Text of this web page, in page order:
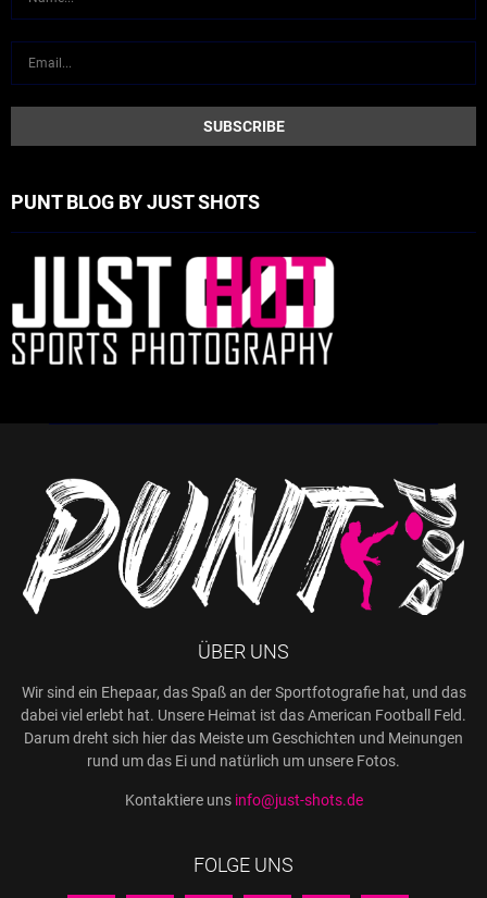
PUNT BLOG BY JUST SHOTS
ÜBER UNS
Wir sind ein Ehepaar, das Spaß an der Sportfotografie hat, und das
dabei viel erlebt hat. Unsere Heimat ist das American Football Feld.
Darum dreht sich hier das Meiste um Geschichten und Meinungen
rund um das Ei und natürlich um unsere Fotos.
Kontaktiere uns info@just-shots.de
FOLGE UNS